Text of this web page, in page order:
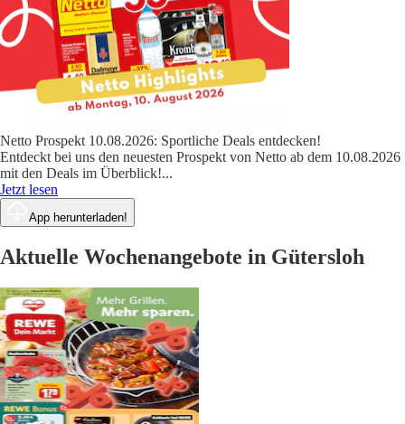
Netto Prospekt 10.08.2026: Sportliche Deals entdecken!
Entdeckt bei uns den neuesten Prospekt von Netto ab dem 10.08.2026
mit den Deals im Überblick!...
Jetzt lesen
App herunterladen!
Aktuelle Wochenangebote in Gütersloh